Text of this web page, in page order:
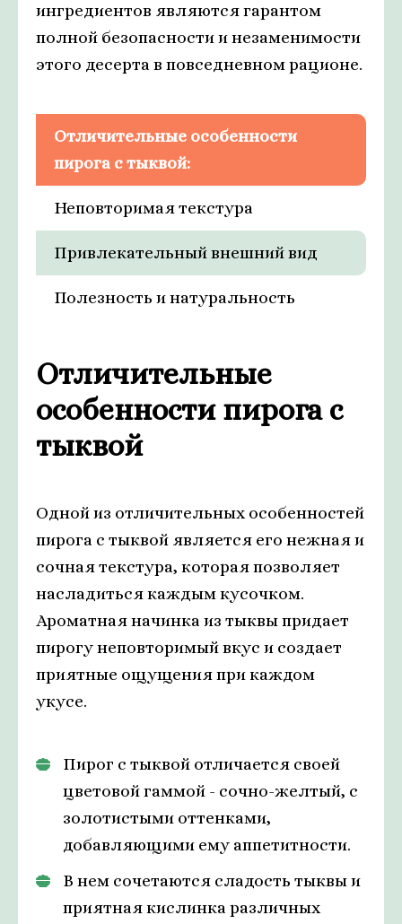
ингредиентов являются гарантом
полной безопасности и незаменимости
этого десерта в повседневном рационе.
Отличительные особенности
пирога с тыквой:
Неповторимая текстура
Привлекательный внешний вид
Полезность и натуральность
Отличительные
особенности пирога с
тыквой
Одной из отличительных особенностей
пирога с тыквой является его нежная и
сочная текстура, которая позволяет
насладиться каждым кусочком.
Ароматная начинка из тыквы придает
пирогу неповторимый вкус и создает
приятные ощущения при каждом
укусе.
Пирог с тыквой отличается своей
цветовой гаммой - сочно-желтый, с
золотистыми оттенками,
добавляющими ему аппетитности.
В нем сочетаются сладость тыквы и
приятная кислинка различных